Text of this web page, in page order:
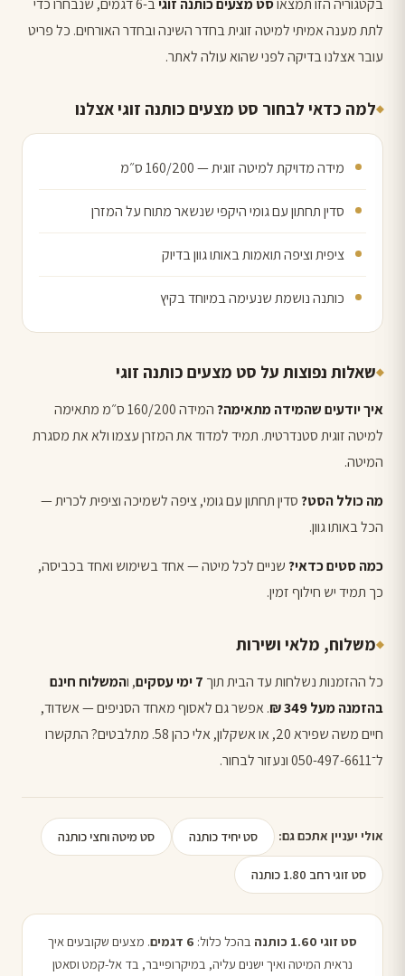
בקטגוריה הזו תמצאוסט מצעים כותנה זוגי
ב-6 דגמים, שנבחרו כדי
לתת מענה אמיתי למיטה זוגית בחדר השינה ובחדר האורחים. כל פריט
עובר אצלנו בדיקה לפני שהוא עולה לאתר.
למה כדאי לבחור סט מצעים כותנה זוגי אצלנו
מידה מדויקת למיטה זוגית — 160/200 ס״מ
סדין תחתון עם גומי היקפי שנשאר מתוח על המזרן
ציפית וציפה תואמות באותו גוון בדיוק
כותנה נושמת שנעימה במיוחד בקיץ
שאלות נפוצות על סט מצעים כותנה זוגי
איך יודעים שהמידה מתאימה?
המידה 160/200 ס״מ מתאימה
למיטה זוגית סטנדרטית. תמיד למדוד את המזרן עצמו ולא את מסגרת
המיטה.
מה כולל הסט?סדין תחתון עם גומי, ציפה לשמיכה וציפית לכרית —
הכל באותו גוון.
כמה סטים כדאי?שניים לכל מיטה — אחד בשימוש ואחד בכביסה,
כך תמיד יש חילוף זמין.
משלוח, מלאי ושירות
כל ההזמנות נשלחות עד הבית תוך 7 ימי עסקים , והמשלוח חינם
בהזמנה מעל 349 ₪
. אפשר גם לאסוף מאחד הסניפים — אשדוד,
חיים משה שפירא 20, או אשקלון, אלי כהן 58. מתלבטים? התקשרו
ל־050-497-6611 ונעזור לבחור.
אולי יעניין אתכם גם: סט יחיד כותנה סט מיטה וחצי כותנה
סט זוגי רחב 1.80 כותנה
סט זוגי 1.60 כותנה בהכל כלול: 6 דגמים
. מצעים שקובעים איך
נראית המיטה ואיך ישנים עליה, במיקרופייבר, בד אל-קמט וסאטן